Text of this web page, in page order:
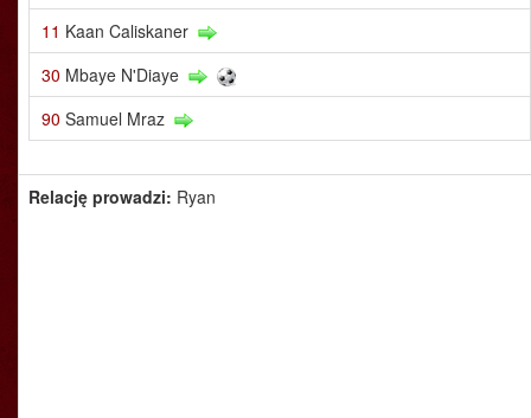
11 Kaan Caliskaner
30 Mbaye N'Diaye
90 Samuel Mraz
Relację prowadzi: Ryan